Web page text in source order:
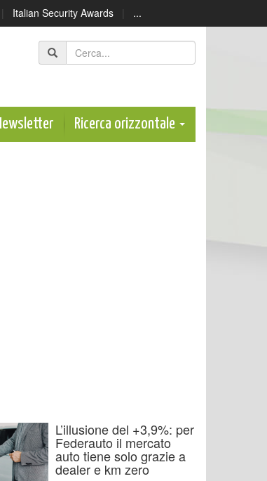
| Italian Security Awards | ...
Ricerca orizzontale
L’illusione del +3,9%: per
Federauto il mercato
auto tiene solo grazie a
dealer e km zero